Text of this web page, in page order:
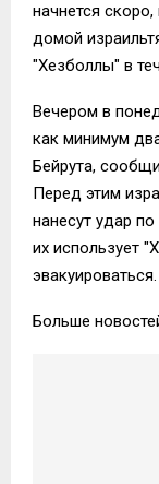
начнется
домой
"Хезболлы" в
Вечером в
как минимум
Бейрута,
Перед этим
нанесут удар
их использует
эвакуироваться.
Больше